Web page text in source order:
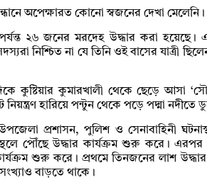
অপেক্ষারত কোনো স্বজনের দেখা মেলেনি।
২৬ জনের মরদেহ উদ্ধার করা
নিশ্চিত না যে তিনি ওই বাসের যাত্রী
কুষ্টিয়ার কুমারখালী থেকে ছেড়ে আসা
হারিয়ে পন্টুন থেকে পড়ে পদ্মা নদীতে
প্রশাসন, পুলিশ ও সেনাবাহিনী
পৌঁছে উদ্ধার কার্যক্রম শুরু করে। এরপর
শুরু করে। প্রথমে তিনজনের লাশ
বাড়তে থাকে।